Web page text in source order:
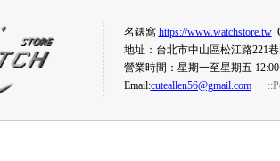
名錶窩 https://www.watchstore.tw
地址：台北市中山區松江路221
營業時間：星期一至星期五
Email:cuteallen56@gmail.com ::